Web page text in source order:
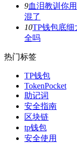
9血泪教训你
混了
10TP钱包底
全吗
热门标签
TP钱包
TokenPocket
助记词
安全指南
区块链
tp钱包
安全使用